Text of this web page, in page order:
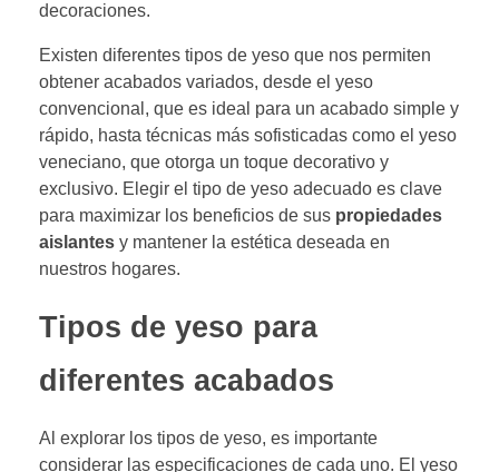
decoraciones.
Existen diferentes tipos de yeso que nos permiten
obtener acabados variados, desde el yeso
convencional, que es ideal para un acabado simple y
rápido, hasta técnicas más sofisticadas como el yeso
veneciano, que otorga un toque decorativo y
exclusivo. Elegir el tipo de yeso adecuado es clave
para maximizar los beneficios de sus propiedades
aislantes y mantener la estética deseada en
nuestros hogares.
Tipos de yeso para
diferentes acabados
Al explorar los tipos de yeso, es importante
considerar las especificaciones de cada uno. El yeso